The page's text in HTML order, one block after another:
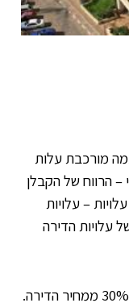
מורכבת עלות
הרווח של הקבלן
– עלויות
עלויות הדירה
בממוצע הקרקע מהווה 30% ממחיר הדירה.